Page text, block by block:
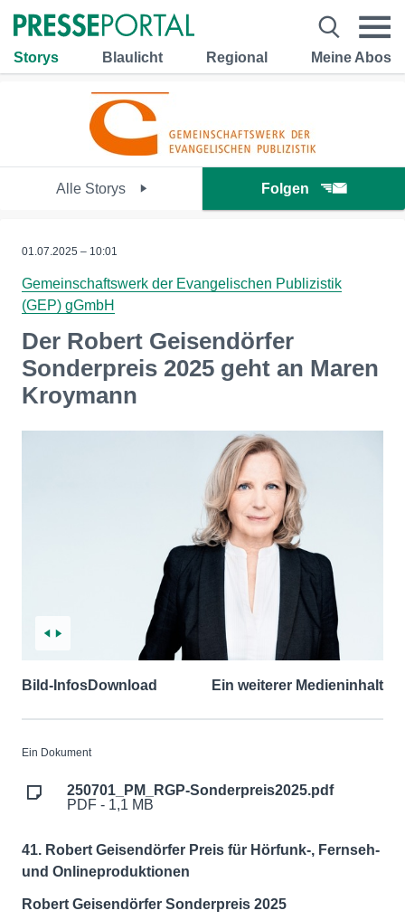
Storys Blaulicht Regional Meine Abos
Alle Storys Folgen
01.07.2025 – 10:01
Gemeinschaftswerk der Evangelischen Publizistik
(GEP) gGmbH
Der Robert Geisendörfer
Sonderpreis 2025 geht an Maren
Kroymann
Bild-InfosDownload Ein weiterer Medieninhalt
Ein Dokument
250701_PM_RGP-Sonderpreis2025.pdf
PDF - 1,1 MB
41. Robert Geisendörfer Preis für Hörfunk-, Fernseh-
und Onlineproduktionen
Robert Geisendörfer Sonderpreis 2025